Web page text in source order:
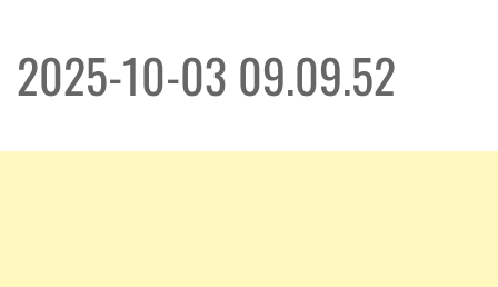
2025-10-03 09.09.52